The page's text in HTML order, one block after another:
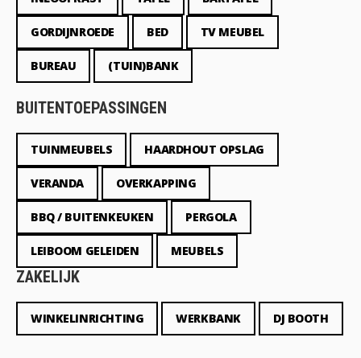
GORDIJNROEDE BED TV MEUBEL
BUREAU (TUIN)BANK
BUITENTOEPASSINGEN
TUINMEUBELS HAARDHOUT OPSLAG
VERANDA OVERKAPPING
BBQ / BUITENKEUKEN PERGOLA
LEIBOOM GELEIDEN MEUBELS
ZAKELIJK
WINKELINRICHTING WERKBANK DJ BOOTH